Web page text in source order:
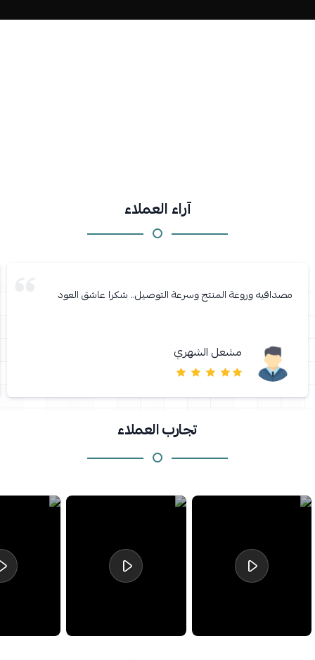
آراء العملاء
مصداقيه وروعة المنتج وسرعة التوصيل.. شكرا عاشق العود
مشعل الشهري
تجارب العملاء